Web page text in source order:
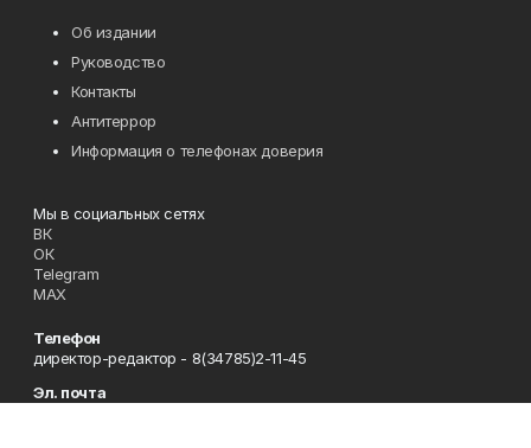
Об издании
Руководство
Контакты
Антитеррор
Информация о телефонах доверия
Мы в социальных сетях
ВК
ОК
Telegram
MAX
Телефон
директор-редактор - 8(34785)2-11-45
Эл. почта